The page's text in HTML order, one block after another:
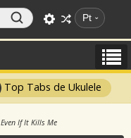
Pt
Top Tabs de Ukulele
Even If It Kills Me